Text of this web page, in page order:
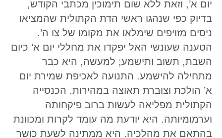
יום א’, וזאת ללא שום תימוכין מכתבי הקודש,
בדיוק כפי שנהגו ראשי הדת הקתולית שהמציאו
ניסים מזויפים שימלאו את מקומו של צו ה’.
הטענה שעונשי האל יפקדו את מחללי יום א’ כיום
השבת, תשוב ותישמע; למעשה, היא כבר
מתחילה להישמע. התנועה לאכיפת שמירת יום
א’ הולכת וצוברת תאוצה במהירות. הכנסייה
הקתולית מפליאה לעשות ברוב פיקחותה
וערמומיותה. היא יודעת מה עומד לקרות ומכוונת
בהתאם את מהלכיה. היא ממתינה לשעת כושר